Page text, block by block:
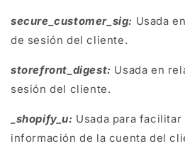
secure_customer_sig: Usada
de sesión del cliente.
storefront_digest: Usada en
sesión del cliente.
_shopify_u: Usada para
información de la cuenta del